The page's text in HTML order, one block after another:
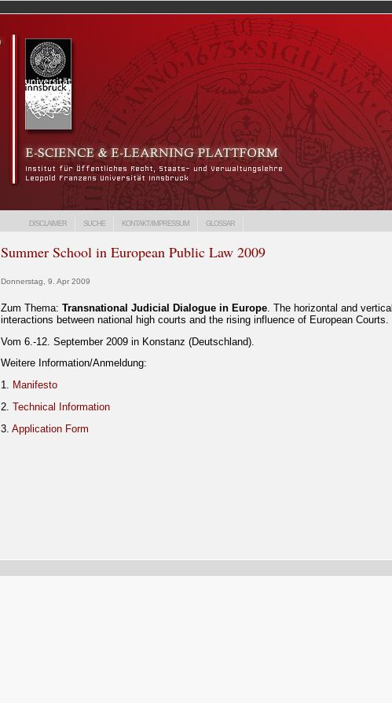
DISCLAIMER SUCHE KONTAKT/IMPRESSUM GLOSSAR
Summer School in European Public Law 2009
Donnerstag, 9. Apr 2009
Zum Thema: Transnational Judicial Dialogue in Europe . The horizontal and vertical
interactions between national high courts and the rising influence of European Courts.
Vom 6.-12. September 2009 in Konstanz (Deutschland).
Weitere Information/Anmeldung:
1. Manifesto
2. Technical Information
3. Application Form